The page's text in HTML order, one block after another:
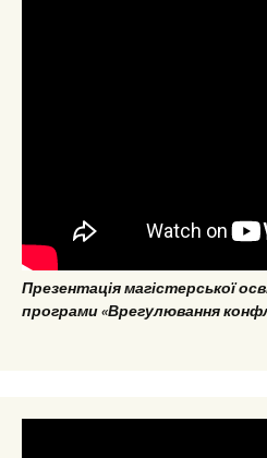
Презентація магістерської
програми «Врегулювання